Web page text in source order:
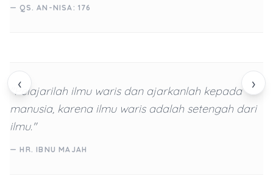
‹ ›
— QS. AN-NISA: 176
"Pelajarilah ilmu waris dan ajarkanlah kepada
manusia, karena ilmu waris adalah setengah dari
ilmu."
— HR. IBNU MAJAH